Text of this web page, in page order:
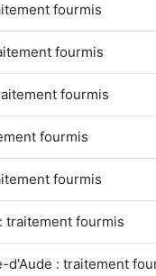
fourmis
fourmis
fourmis
fourmis
fourmis
traitement fourmis
d'Aude : traitement